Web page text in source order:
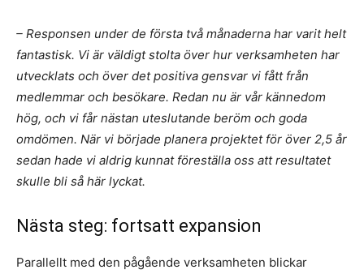
– Responsen under de första två månaderna har varit helt
fantastisk. Vi är väldigt stolta över hur verksamheten har
utvecklats och över det positiva gensvar vi fått från
medlemmar och besökare. Redan nu är vår kännedom
hög, och vi får nästan uteslutande beröm och goda
omdömen. När vi började planera projektet för över 2,5 år
sedan hade vi aldrig kunnat föreställa oss att resultatet
skulle bli så här lyckat.
Nästa steg: fortsatt expansion
Parallellt med den pågående verksamheten blickar